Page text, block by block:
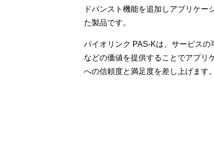
ドバンスト機能を追加しアプリケー
た製品です。
パイオリンク PAS-Kは、サービスの
などの価値を提供することでアプリ
への信頼度と満足度を差し上げます。